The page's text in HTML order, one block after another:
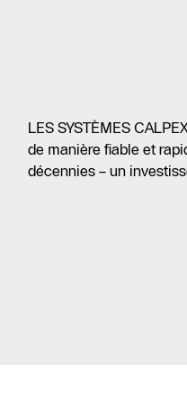
LES SYSTÈMES
de manière fiable et
décennies – un